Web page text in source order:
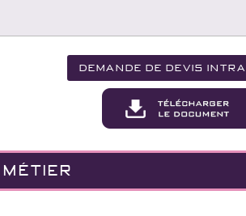
Demande de devis Intra